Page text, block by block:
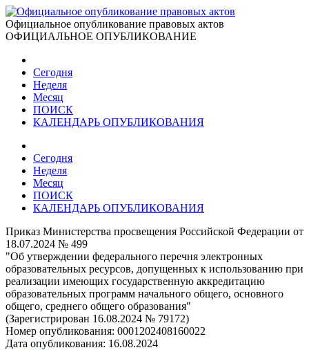
Официальное опубликование правовых актов
ОФИЦИАЛЬНОЕ ОПУБЛИКОВАНИЕ
Сегодня
Неделя
Месяц
ПОИСК
КАЛЕНДАРЬ ОПУБЛИКОВАНИЯ
Сегодня
Неделя
Месяц
ПОИСК
КАЛЕНДАРЬ ОПУБЛИКОВАНИЯ
Приказ Министерства просвещения Российской Федерации от
18.07.2024 № 499
"Об утверждении федерального перечня электронных
образовательных ресурсов, допущенных к использованию при
реализации имеющих государственную аккредитацию
образовательных программ начального общего, основного
общего, среднего общего образования"
(Зарегистрирован 16.08.2024 № 79172)
Номер опубликования: 0001202408160022
Дата опубликования: 16.08.2024